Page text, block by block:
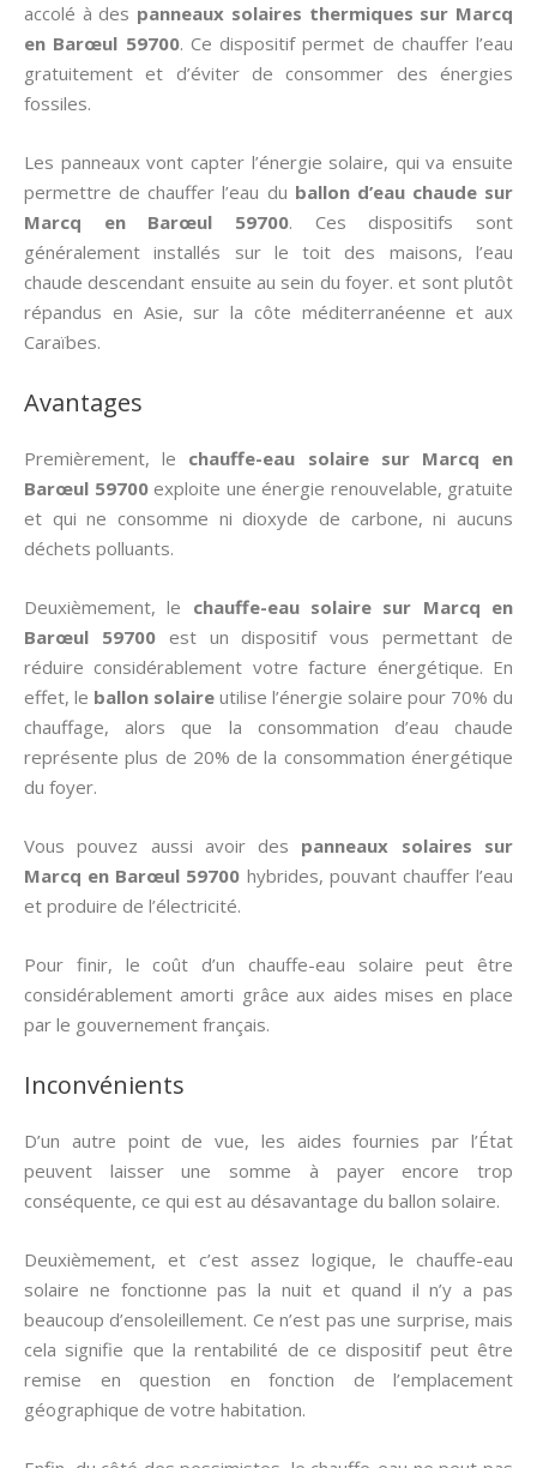
accolé à des panneaux solaires thermiques sur Marcq
en Barœul 59700. Ce dispositif permet de chauffer l’eau
gratuitement et d’éviter de consommer des énergies
fossiles.
Les panneaux vont capter l’énergie solaire, qui va ensuite
permettre de chauffer l’eau du ballon d’eau chaude sur
Marcq en Barœul 59700. Ces dispositifs sont
généralement installés sur le toit des maisons, l’eau
chaude descendant ensuite au sein du foyer. et sont plutôt
répandus en Asie, sur la côte méditerranéenne et aux
Caraïbes.
Avantages
Premièrement, le chauffe-eau solaire sur Marcq en
Barœul 59700exploite une énergie renouvelable, gratuite
et qui ne consomme ni dioxyde de carbone, ni aucuns
déchets polluants.
Deuxièmement, le chauffe-eau solaire sur Marcq en
Barœul 59700est un dispositif vous permettant de
réduire considérablement votre facture énergétique. En
effet, le ballon solaire utilise l’énergie solaire pour 70% du
chauffage, alors que la consommation d’eau chaude
représente plus de 20% de la consommation énergétique
du foyer.
Vous pouvez aussi avoir des panneaux solaires sur
Marcq en Barœul 59700 hybrides, pouvant chauffer l’eau
et produire de l’électricité.
Pour finir, le coût d’un chauffe-eau solaire peut être
considérablement amorti grâce aux aides mises en place
par le gouvernement français.
Inconvénients
D’un autre point de vue, les aides fournies par l’État
peuvent laisser une somme à payer encore trop
conséquente, ce qui est au désavantage du ballon solaire.
Deuxièmement, et c’est assez logique, le chauffe-eau
solaire ne fonctionne pas la nuit et quand il n’y a pas
beaucoup d’ensoleillement. Ce n’est pas une surprise, mais
cela signifie que la rentabilité de ce dispositif peut être
remise en question en fonction de l’emplacement
géographique de votre habitation.